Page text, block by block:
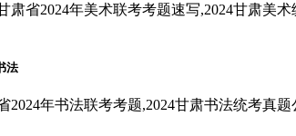
肃省2024年美术联考考题速写,2024甘肃美术
法
2024年书法联考考题,2024甘肃书法统考真题